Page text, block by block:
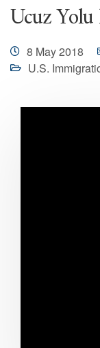
Ucuz
8 May 2018
U.S.